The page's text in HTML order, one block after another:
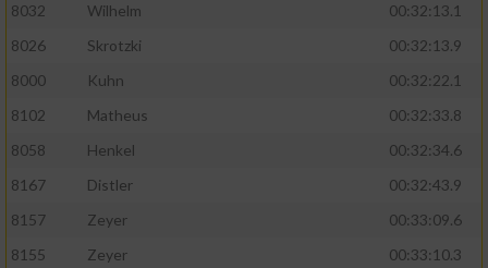
8032
Wilhelm
00:32:13.1
8026
Skrotzki
00:32:13.9
8000
Kuhn
00:32:22.1
8102
Matheus
00:32:33.8
8058
Henkel
00:32:34.6
8167
Distler
00:32:43.9
8157
Zeyer
00:33:09.6
8155
Zeyer
00:33:10.3